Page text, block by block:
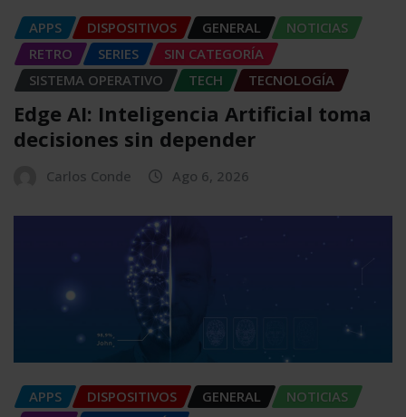
APPS DISPOSITIVOS GENERAL
NOTICIAS
RETRO
SERIES
SIN CATEGORÍA
SISTEMA OPERATIVO
TECH TECNOLOGÍA
Edge AI: Inteligencia Artificial toma
decisiones sin depender
Carlos Conde Ago 6, 2026
APPS DISPOSITIVOS GENERAL
NOTICIAS